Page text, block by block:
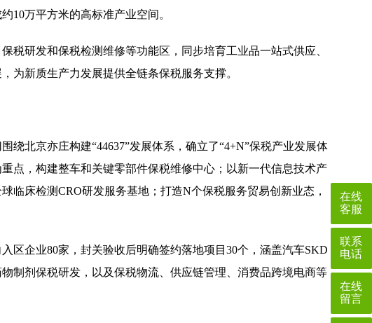
10万平方米的高标准产业空间。
研发和保税检测维修等功能区，同步培育工业品一站式供应、
为新质生产力发展提供全链条保税服务支撑。
北京亦庄构建“44637”发展体系，确立了“4+N”保税产业发展体
点，构建整车和关键零部件保税维修中心；以新一代信息技术产
临床检测CRO研发服务基地；打造N个保税服务贸易创新业态，
企业80家，封关验收后明确签约落地项目30个，涵盖汽车SKD
制剂保税研发，以及保税物流、供应链管理、消费品跨境电商等
在线
客服
联系
电话
在线
留言